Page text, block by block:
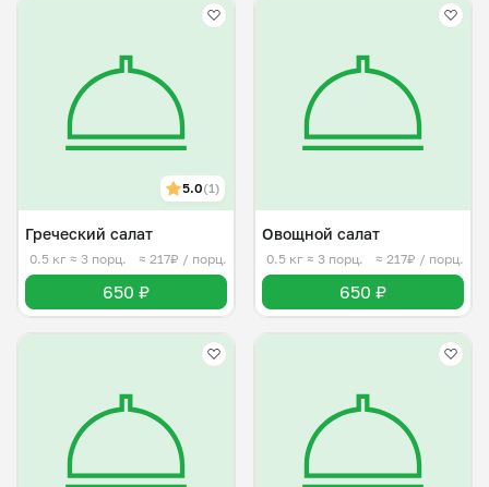
5.0(1)
Греческий салат
0.5 кг ≈ 3 порц. ≈ 217₽ / порц.
650 ₽
Овощной салат
0.5 кг ≈ 3 порц. ≈ 217₽ / порц.
650 ₽